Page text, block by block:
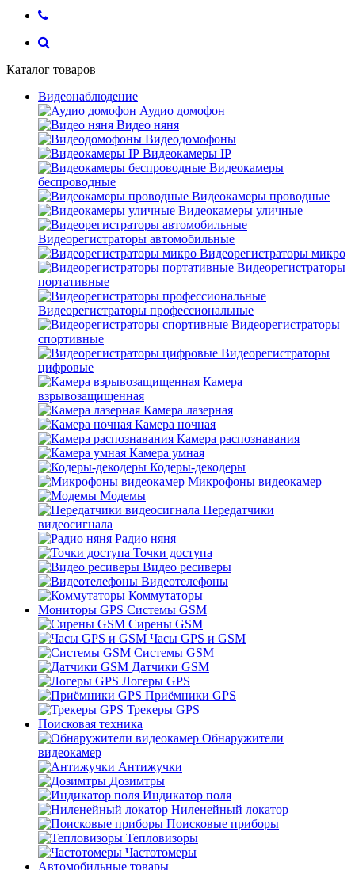
Каталог товаров
Видеонаблюдение
Аудио домофон
Видео няня
Видеодомофоны
Видеокамеры IP
Видеокамеры
беспроводные
Видеокамеры проводные
Видеокамеры уличные
Видеорегистраторы автомобильные
Видеорегистраторы микро
Видеорегистраторы
портативные
Видеорегистраторы профессиональные
Видеорегистраторы
спортивные
Видеорегистраторы
цифровые
Камера
взрывозащищенная
Камера лазерная
Камера ночная
Камера распознавания
Камера умная
Кодеры-декодеры
Микрофоны видеокамер
Модемы
Передатчики
видеосигнала
Радио няня
Точки доступа
Видео ресиверы
Видеотелефоны
Коммутаторы
Мониторы GPS Системы GSM
Сирены GSM
Часы GPS и GSM
Системы GSM
Датчики GSM
Логеры GPS
Приёмники GPS
Трекеры GPS
Поисковая техника
Обнаружители
видеокамер
Антижучки
Дозимтры
Индикатор поля
Ниленейный локатор
Поисковые приборы
Тепловизоры
Частотомеры
Автомобильные товары